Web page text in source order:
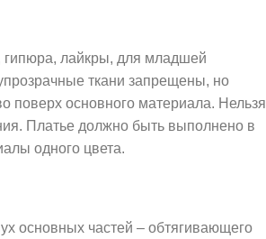
лайкры, для младшей
ткани запрещены, но
поверх основного материала. Нельзя
Платье должно быть выполнено в
одного цвета.
основных частей – обтягивающего